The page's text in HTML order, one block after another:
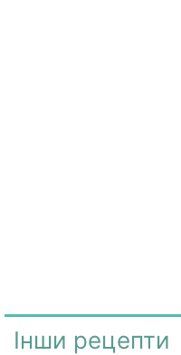
Інши рецепти